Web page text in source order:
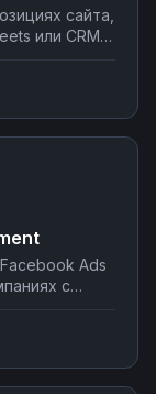
сайта,
или CRM,
Console с
Ads
с